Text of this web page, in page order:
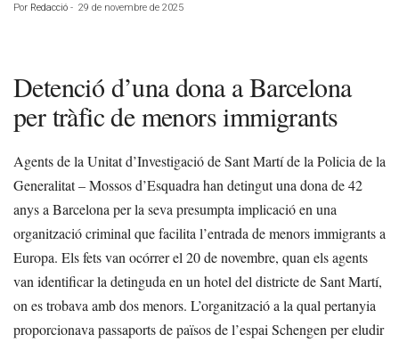
Por Redacció - 29 de novembre de 2025
Detenció d’una dona a Barcelona
per tràfic de menors immigrants
Agents de la Unitat d’Investigació de Sant Martí de la Policia de la
Generalitat – Mossos d’Esquadra han detingut una dona de 42
anys a Barcelona per la seva presumpta implicació en una
organització criminal que facilita l’entrada de menors immigrants a
Europa. Els fets van ocórrer el 20 de novembre, quan els agents
van identificar la detinguda en un hotel del districte de Sant Martí,
on es trobava amb dos menors. L’organització a la qual pertanyia
proporcionava passaports de països de l’espai Schengen per eludir